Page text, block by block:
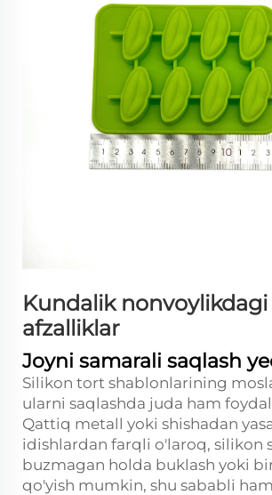
Kundalik
afzalliklar
Joyni samarali saqlash
Silikon tort shablonlarining
ularni saqlashda juda ham
Qattiq metall yoki shishadan
idishlardan farqli o'laroq, silikon
buzmagan holda buklash yoki
qo'yish mumkin, shu sababli